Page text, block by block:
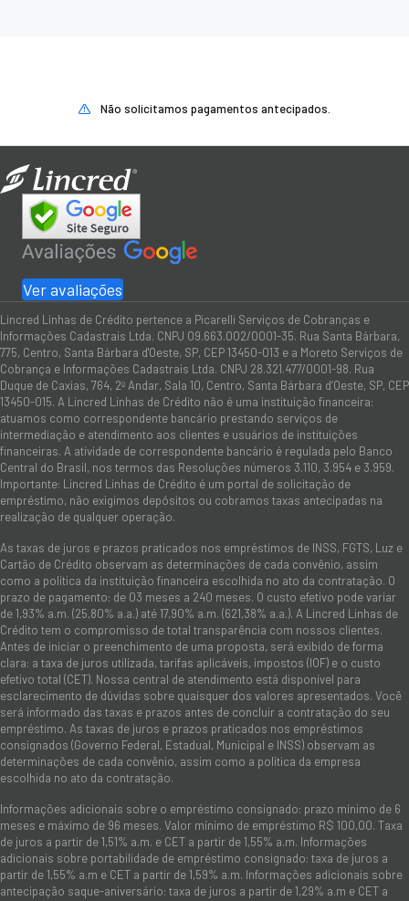
Não solicitamos pagamentos antecipados.
Ver avaliações
Lincred Linhas de Crédito pertence a Picarelli Serviços de Cobranças e
Informações Cadastrais Ltda. CNPJ 09.663.002/0001-35. Rua Santa Bárbara,
775, Centro, Santa Bárbara d'Oeste, SP, CEP 13450-013 e a Moreto Serviços de
Cobrança e Informações Cadastrais Ltda. CNPJ 28.321.477/0001-98. Rua
Duque de Caxias, 764, 2º Andar, Sala 10, Centro, Santa Bárbara d’Oeste, SP, CEP
13450-015. A Lincred Linhas de Crédito não é uma instituição financeira:
atuamos como correspondente bancário prestando serviços de
intermediação e atendimento aos clientes e usuários de instituições
financeiras. A atividade de correspondente bancário é regulada pelo Banco
Central do Brasil, nos termos das Resoluções números 3.110, 3.954 e 3.959.
Importante: Lincred Linhas de Crédito é um portal de solicitação de
empréstimo, não exigimos depósitos ou cobramos taxas antecipadas na
realização de qualquer operação.
As taxas de juros e prazos praticados nos empréstimos de INSS, FGTS, Luz e
Cartão de Crédito observam as determinações de cada convênio, assim
como a política da instituição financeira escolhida no ato da contratação. O
prazo de pagamento: de 03 meses a 240 meses. O custo efetivo pode variar
de 1,93% a.m. (25,80% a.a.) até 17,90% a.m. (621,38% a.a.). A Lincred Linhas de
Crédito tem o compromisso de total transparência com nossos clientes.
Antes de iniciar o preenchimento de uma proposta, será exibido de forma
clara: a taxa de juros utilizada, tarifas aplicáveis, impostos (IOF) e o custo
efetivo total (CET). Nossa central de atendimento está disponível para
esclarecimento de dúvidas sobre quaisquer dos valores apresentados. Você
será informado das taxas e prazos antes de concluir a contratação do seu
empréstimo. As taxas de juros e prazos praticados nos empréstimos
consignados (Governo Federal, Estadual, Municipal e INSS) observam as
determinações de cada convênio, assim como a política da empresa
escolhida no ato da contratação.
Informações adicionais sobre o empréstimo consignado: prazo mínimo de 6
meses e máximo de 96 meses. Valor mínimo de empréstimo R$ 100,00. Taxa
de juros a partir de 1,51% a.m. e CET a partir de 1,55% a.m. Informações
adicionais sobre portabilidade de empréstimo consignado: taxa de juros a
partir de 1,55% a.m e CET a partir de 1,59% a.m. Informações adicionais sobre
antecipação saque-aniversário: taxa de juros a partir de 1,29% a.m e CET a